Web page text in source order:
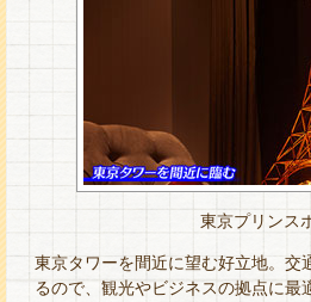
東京プリンス
東京タワーを間近に望む好立地。交
るので、観光やビジネスの拠点に最